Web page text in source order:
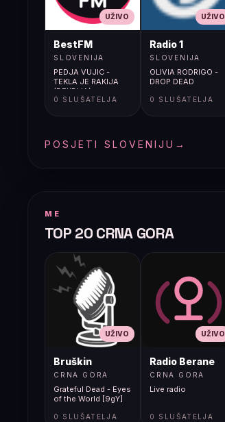
UŽIVO
BestFM
SLOVENIJA
PEDJA VUJIC -
TEKLA JE RAKIJA
(BEKRIJA)
0 SLUŠATELJA
UŽIVO
Radio 1
SLOVENIJA
OLIVIA RODRIGO -
DROP DEAD
0 SLUŠATELJA
POSJETI SLOVENIJU →
ME
TOP 20 CRNA GORA
UŽIVO
Bruškin
CRNA GORA
Grateful Dead - Eyes
of the World [9gY]
0 SLUŠATELJA
UŽIVO
Radio Berane
CRNA GORA
Live radio
0 SLUŠATELJA